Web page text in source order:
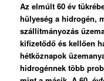
Az elmúlt 60 év
hülyeség a hidrogén,
szállítmányozás
kifizetődő és kellően
hétköznapok
hidrogénnek több